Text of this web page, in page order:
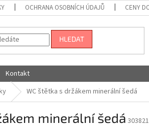
OCHRANA OSOBNÍCH ÚDAJŮ CENY
HLEDAT
Kontakt
WC štětka s držákem minerální šedá
minerální šedá 303821